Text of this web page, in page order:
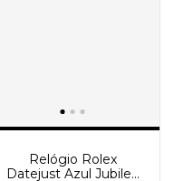
Relógio Rolex
Datejust Azul Jubilee